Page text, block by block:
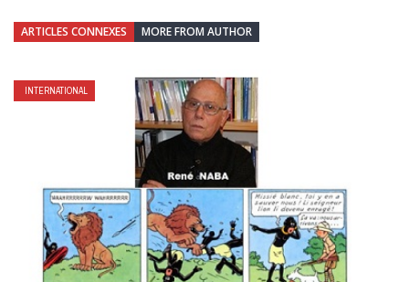
ARTICLES CONNEXES MORE FROM AUTHOR
INTERNATIONAL